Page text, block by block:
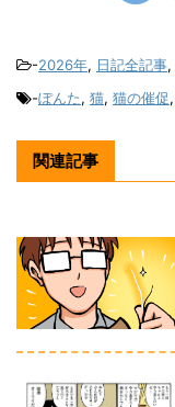
-2026年, 日記全記事,
-ぽんた, 猫, 猫の催促,
関連記事